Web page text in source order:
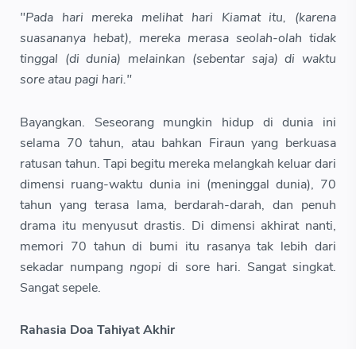
"Pada hari mereka melihat hari Kiamat itu, (karena
suasananya hebat), mereka merasa seolah-olah tidak
tinggal (di dunia) melainkan (sebentar saja) di waktu
sore atau pagi hari."
Bayangkan. Seseorang mungkin hidup di dunia ini
selama 70 tahun, atau bahkan Firaun yang berkuasa
ratusan tahun. Tapi begitu mereka melangkah keluar dari
dimensi ruang-waktu dunia ini (meninggal dunia), 70
tahun yang terasa lama, berdarah-darah, dan penuh
drama itu menyusut drastis. Di dimensi akhirat nanti,
memori 70 tahun di bumi itu rasanya tak lebih dari
sekadar numpang ngopi di sore hari. Sangat singkat.
Sangat sepele.
Rahasia Doa Tahiyat Akhir